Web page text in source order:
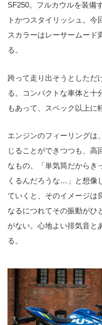
SF250。フルカウルを装備
トかつスタイリッシュ。今
スカラーはレーサームード
る。
跨って走り出そうとしただ
る。コンパクトな車体と十
もあって、スペック以上に
エンジンのフィーリングは
じることができつつも、高
なもの。「単気筒だからき
くるんだろうな…」と想像
ていくと、そのイメージは
なるにつれてその振動がひ
がない。心地よい排気音と
る。